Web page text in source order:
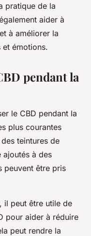
pratique de la
aider à
à améliorer la
et émotions.
pendant la
le CBD pendant la
plus courantes
teintures de
ajoutés à des
peuvent être pris
il peut être utile de
pour aider à réduire
peut rendre la